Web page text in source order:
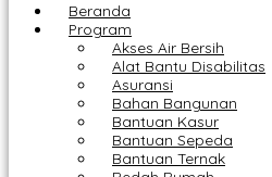
Beranda
Program
Akses Air Bersih
Alat Bantu Disabilitas
Asuransi
Bahan Bangunan
Bantuan Kasur
Bantuan Sepeda
Bantuan Ternak